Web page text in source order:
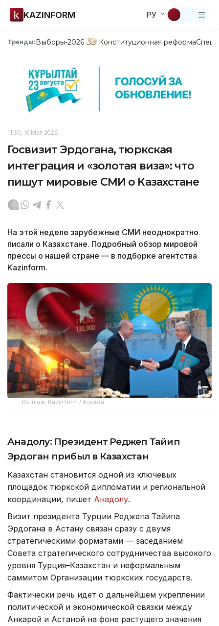
KAZINFORM РУ
Тренды:Выборы-2026 Конституционная реформа
11:30, 16 Мая 2026
Госвизит Эрдогана, тюркская
интеграция и «золотая виза»: что
пишут мировые СМИ о Казахстане
На этой неделе зарубежные СМИ неоднократно
писали о Казахстане. Подробный обзор мировой
прессы о нашей стране — в подборке агентства
Kazinform.
Коллаж: Kazinform / Аqorda
Анадолу: Президент Реджеп Тайип
Эрдоган прибыл в Казахстан
Казахстан становится одной из ключевых
площадок тюркской дипломатии и региональной
координации, пишет Анадолу.
Визит президента Турции Реджепа Тайипа
Эрдогана в Астану связан сразу с двумя
стратегическими форматами — заседанием
Совета стратегического сотрудничества высокого
уровня Турция–Казахстан и неформальным
саммитом Организации тюркских государств.
Фактически речь идет о дальнейшем укреплении
политической и экономической связки между
Анкарой и Астаной на фоне растущего значения